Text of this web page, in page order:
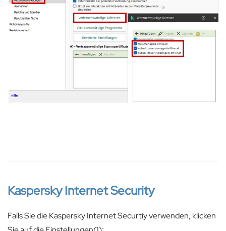
Kaspersky Internet Security
Falls Sie die Kaspersky Internet Securtiy verwenden, klicken